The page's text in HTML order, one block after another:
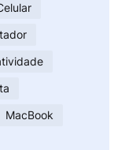
MacBook